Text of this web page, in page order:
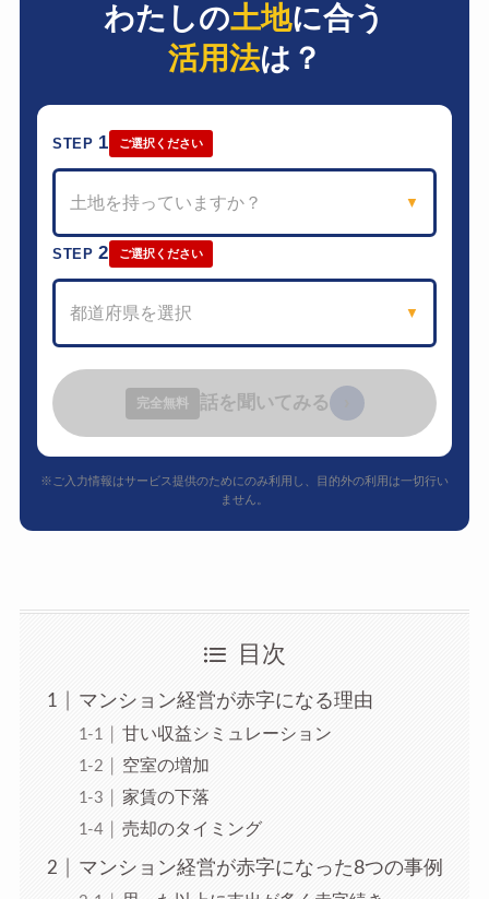
わたしの土地に合う
活用法は？
STEP 1 ご選択ください
土地を持っていますか？ ▼
STEP2 ご選択ください
都道府県を選択 ▼
完全無料 話を聞いてみる
※ご入力情報はサービス提供のためにのみ利用し、目的外の利用は一切行い
ません。
目次
マンション経営が赤字になる理由
甘い収益シミュレーション
空室の増加
家賃の下落
売却のタイミング
マンション経営が赤字になった8つの事例